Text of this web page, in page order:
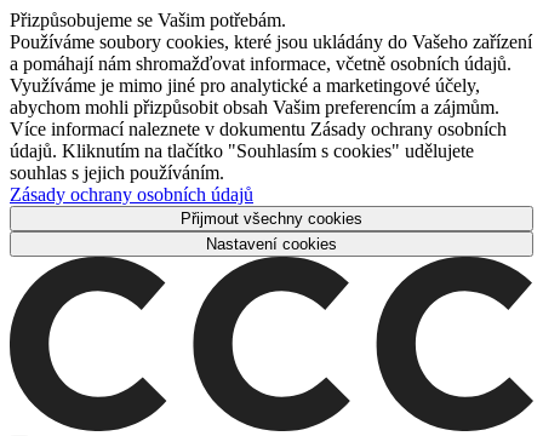
Přizpůsobujeme se Vašim potřebám.
Používáme soubory cookies, které jsou ukládány do Vašeho zařízení
a pomáhají nám shromažďovat informace, včetně osobních údajů.
Využíváme je mimo jiné pro analytické a marketingové účely,
abychom mohli přizpůsobit obsah Vašim preferencím a zájmům.
Více informací naleznete v dokumentu Zásady ochrany osobních
údajů. Kliknutím na tlačítko "Souhlasím s cookies" udělujete
souhlas s jejich používáním.
Zásady ochrany osobních údajů
Přijmout všechny cookies
Nastavení cookies